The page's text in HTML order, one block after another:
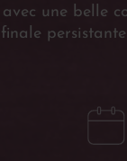
avec une belle
finale